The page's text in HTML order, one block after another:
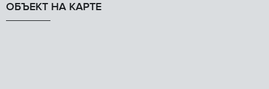
ОБЪЕКТ НА КАРТЕ